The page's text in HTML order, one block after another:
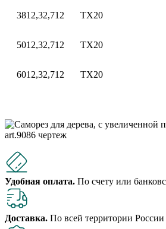
3812,32,712 TX20
5012,32,712 TX20
6012,32,712 TX20
Удобная оплата. По счету или
Доставка. По всей территории России